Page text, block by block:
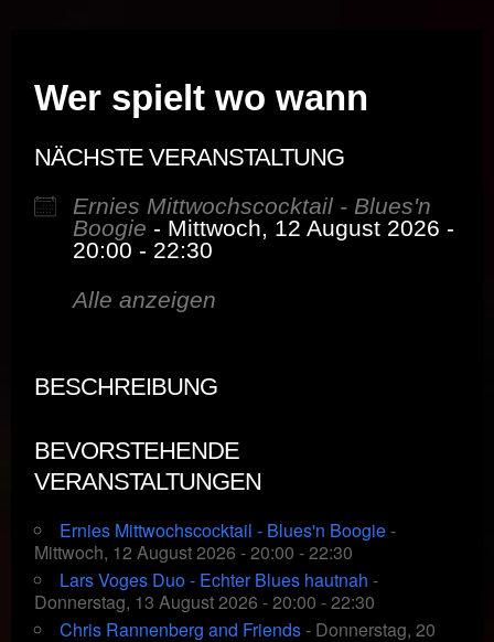
Wer spielt wo wann
NÄCHSTE VERANSTALTUNG
Ernies Mittwochscocktail - Blues'n
Boogie - Mittwoch, 12 August 2026 -
20:00 - 22:30
Alle anzeigen
BESCHREIBUNG
BEVORSTEHENDE
VERANSTALTUNGEN
Ernies Mittwochscocktail - Blues'n Boogie-
Mittwoch, 12 August 2026 - 20:00 - 22:30
Lars Voges Duo - Echter Blues hautnah -
Donnerstag, 13 August 2026 - 20:00 - 22:30
Chris Rannenberg and Friends- Donnerstag, 20